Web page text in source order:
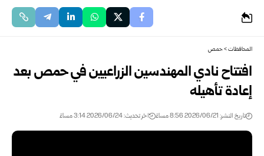
المحافظات>حمص
افتتاح نادي المهندسين الزراعيين في حمص بعد
إعادة تأهيله
تاريخ النشر: 2026/06/21 8:56 مساءً اخر تحديث: 2026/06/24 3:14 مساءً